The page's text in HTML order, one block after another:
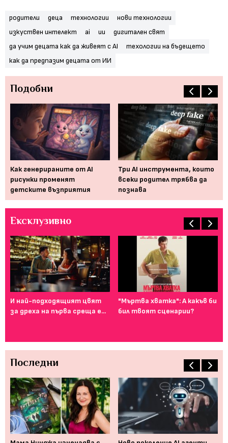
родители деца технологии
нови технологии
изкуствен интелект
ai ии
дигитален свят
да учим децата как да живеят с AI
техологии на бъдещето
как да предпазим децата от ИИ
Подобни
Как генерираните от AI
рисунки променят
детските възприятия
Три AI инструмента, които
всеки родител трябва да
познава
Ексклузивно
И най-подходящият цвят
за дреха на първа среща е...
"Мъртва хватка": А какъв би
бил твоят сценарии?
Последни